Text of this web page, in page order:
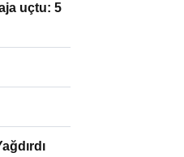
uçtu: 5